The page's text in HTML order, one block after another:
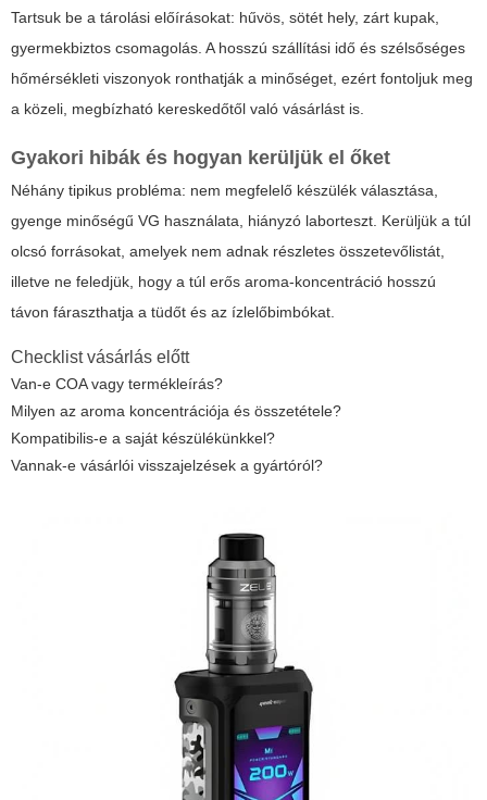
Tartsuk be a tárolási előírásokat: hűvös, sötét hely, zárt kupak,
gyermekbiztos csomagolás. A hosszú szállítási idő és szélsőséges
hőmérsékleti viszonyok ronthatják a minőséget, ezért fontoljuk meg
a közeli, megbízható kereskedőtől való vásárlást is.
Gyakori hibák és hogyan kerüljük el őket
Néhány tipikus probléma: nem megfelelő készülék választása,
gyenge minőségű VG használata, hiányzó laborteszt. Kerüljük a túl
olcsó forrásokat, amelyek nem adnak részletes összetevőlistát,
illetve ne feledjük, hogy a túl erős aroma-koncentráció hosszú
távon fáraszthatja a tüdőt és az ízlelőbimbókat.
Checklist vásárlás előtt
Van-e COA vagy termékleírás?
Milyen az aroma koncentrációja és összetétele?
Kompatibilis-e a saját készülékünkkel?
Vannak-e vásárlói visszajelzések a gyártóról?